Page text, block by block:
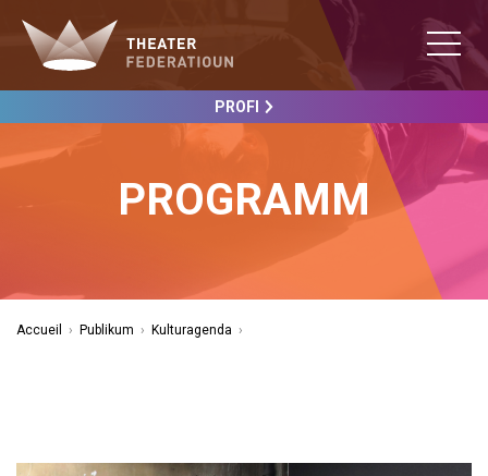
PROFI
PROGRAMM
Accueil › Publikum › Kulturagenda ›